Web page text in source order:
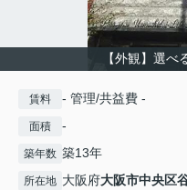
【外観】選べ
賃料 - 管理/共益費 -
面積 -
築年数 築13年
所在地 大阪府大阪市中央区